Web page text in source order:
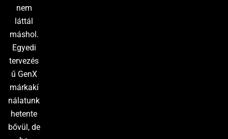
nem
láttál
máshol.
Egyedi
tervezés
ű GenX
márkakí
nálatunk
hetente
bővül, de